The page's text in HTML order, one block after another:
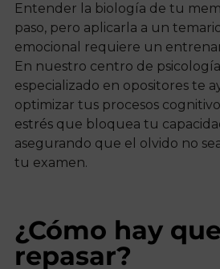
Entender la biología de tu
paso, pero aplicarla a un
emocional requiere un
En nuestro centro de
especializado en opositores te
optimizar tus procesos
estrés que bloquea tu
asegurando que el olvido no
tu examen.
¿Cómo hay que
repasar?